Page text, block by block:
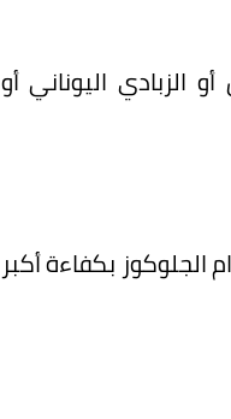
الزبادي اليوناني أو
الجلوكوز بكفاءة أكبر